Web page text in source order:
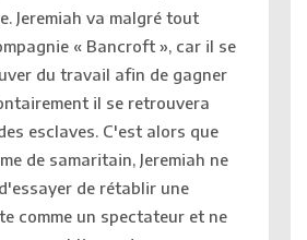
Jeremiah va malgré tout
« Bancroft », car il se
du travail afin de gagner
il se retrouvera
esclaves. C'est alors que
de samaritain, Jeremiah ne
de rétablir une
comme un spectateur et ne